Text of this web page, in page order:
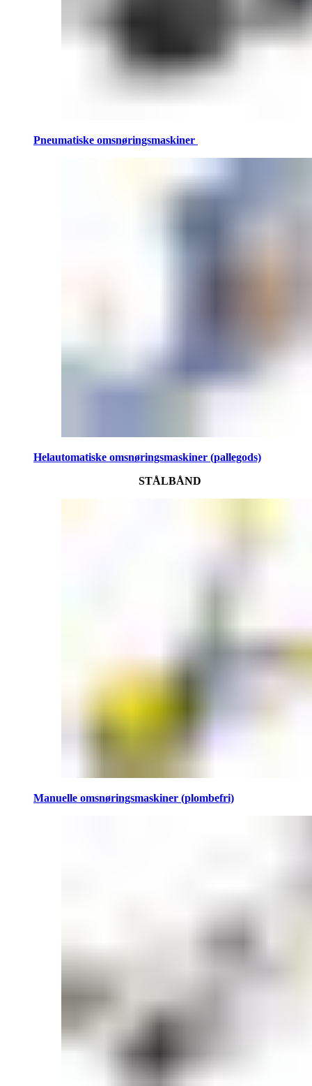
Pneumatiske omsnøringsmaskiner
Helautomatiske omsnøringsmaskiner (pallegods)
STÅLBÅND
Manuelle omsnøringsmaskiner (plombefri)